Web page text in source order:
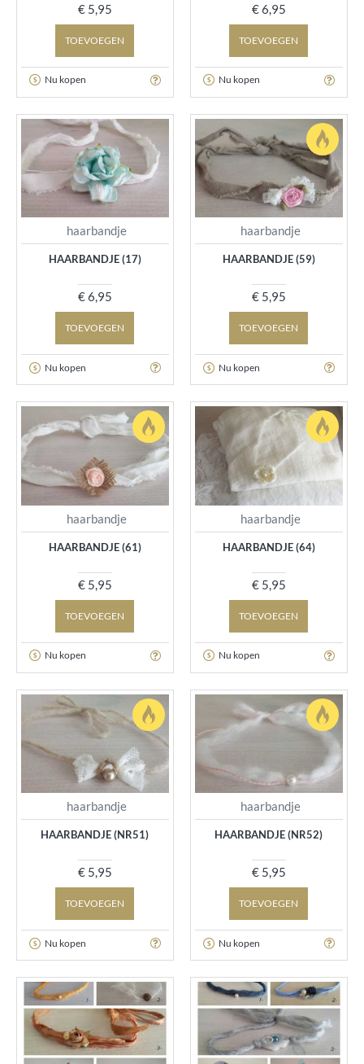
€ 5,95
TOEVOEGEN
Nu kopen
€ 6,95
TOEVOEGEN
Nu kopen
haarbandje
HAARBANDJE (17)
€ 6,95
TOEVOEGEN
Nu kopen
haarbandje
HAARBANDJE (59)
€ 5,95
TOEVOEGEN
Nu kopen
haarbandje
HAARBANDJE (61)
€ 5,95
TOEVOEGEN
Nu kopen
haarbandje
HAARBANDJE (64)
€ 5,95
TOEVOEGEN
Nu kopen
haarbandje
HAARBANDJE (NR51)
€ 5,95
TOEVOEGEN
Nu kopen
haarbandje
HAARBANDJE (NR52)
€ 5,95
TOEVOEGEN
Nu kopen